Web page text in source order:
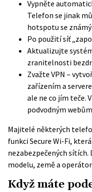
Vypněte
Telefon se jinak
hotspotu se
Po použití síť
Aktualizujte
zranitelnosti
Zvažte VPN –
zařízením a
ale ne co jím teče.
podvodným
Majitelé některých
funkci Secure Wi-Fi,
nezabezpečených
modelu, země a
Když máte